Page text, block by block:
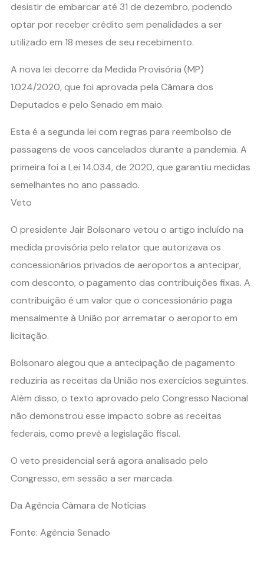
desistir de embarcar até 31 de dezembro, podendo
optar por receber crédito sem penalidades a ser
utilizado em 18 meses de seu recebimento.
A nova lei decorre da Medida Provisória (MP)
1.024/2020, que foi aprovada pela Câmara dos
Deputados e pelo Senado em maio.
Esta é a segunda lei com regras para reembolso de
passagens de voos cancelados durante a pandemia. A
primeira foi a Lei 14.034, de 2020, que garantiu medidas
semelhantes no ano passado.
Veto
O presidente Jair Bolsonaro vetou o artigo incluído na
medida provisória pelo relator que autorizava os
concessionários privados de aeroportos a antecipar,
com desconto, o pagamento das contribuições fixas. A
contribuição é um valor que o concessionário paga
mensalmente à União por arrematar o aeroporto em
licitação.
Bolsonaro alegou que a antecipação de pagamento
reduziria as receitas da União nos exercícios seguintes.
Além disso, o texto aprovado pelo Congresso Nacional
não demonstrou esse impacto sobre as receitas
federais, como prevê a legislação fiscal.
O veto presidencial será agora analisado pelo
Congresso, em sessão a ser marcada.
Da Agência Câmara de Notícias
Fonte: Agência Senado